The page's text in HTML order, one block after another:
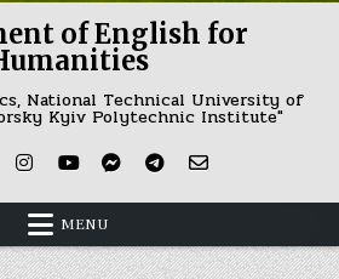
of English for
National Technical University of
Kyiv Polytechnic Institute"
MENU